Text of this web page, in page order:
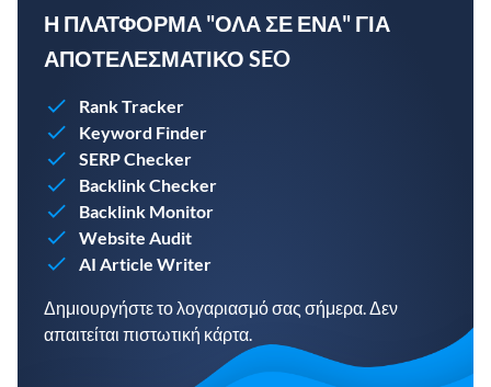
Η ΠΛΑΤΦΌΡΜΑ "ΌΛΑ ΣΕ ΈΝΑ" ΓΙΑ
ΑΠΟΤΕΛΕΣΜΑΤΙΚΌ SEO
Rank Tracker
Keyword Finder
SERP Checker
Backlink Checker
Backlink Monitor
Website Audit
AI Article Writer
Δημιουργήστε το λογαριασμό σας σήμερα. Δεν
απαιτείται πιστωτική κάρτα.